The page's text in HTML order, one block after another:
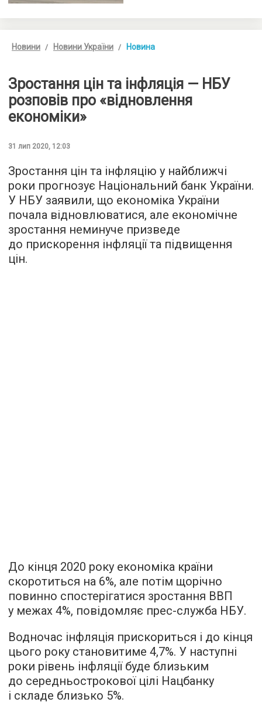
Новини Новини України Новина
Зростання цін та інфляція — НБУ
розповів про «відновлення
економіки»
31 лип 2020, 12:03
Зростання цін та інфляцію у найближчі
роки прогнозує Національний банк України.
У НБУ заявили, що економіка України
почала відновлюватися, але економічне
зростання неминуче призведе
до прискорення інфляції та підвищення
цін.
До кінця 2020 року економіка країни
скоротиться на 6%, але потім щорічно
повинно спостерігатися зростання ВВП
у межах 4%, повідомляє прес-служба НБУ.
Водночас інфляція прискориться і до кінця
цього року становитиме 4,7%. У наступні
роки рівень інфляції буде близьким
до середньострокової цілі Нацбанку
і складе близько 5%.